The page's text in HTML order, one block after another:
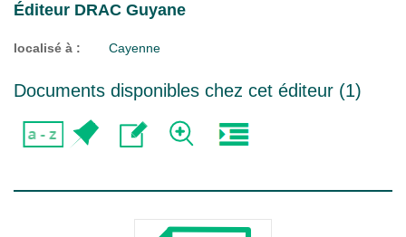
Éditeur DRAC Guyane
localisé à : Cayenne
Documents disponibles chez cet éditeur (1)